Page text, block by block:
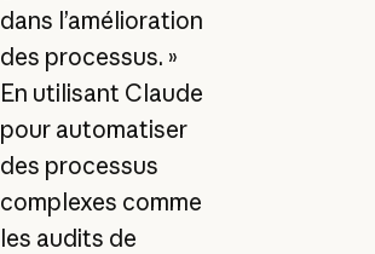
dans l’amélioration
des processus. »
En utilisant Claude
pour automatiser
des processus
complexes comme
les audits de